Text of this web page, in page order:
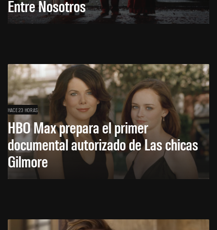
Entre Nosotros
HACE 23 HORAS
HBO Max prepara el primer
documental autorizado de Las chicas
Gilmore